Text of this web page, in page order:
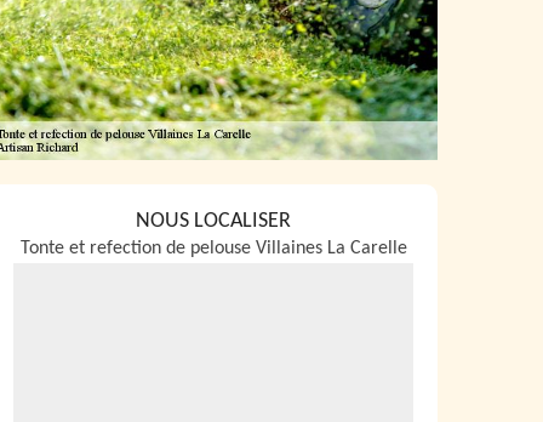
NOUS LOCALISER
Tonte et refection de pelouse Villaines La Carelle